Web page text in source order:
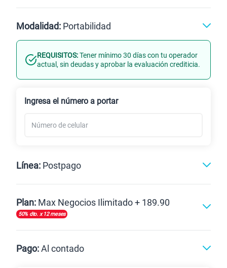
512GB
Modalidad: Portabilidad
Línea Nueva Portabilidad
REQUISITOS:Tener mínimo 30 días con tu operador
actual, sin deudas y aprobar la evaluación crediticia.
Ingresa el número a portar
Línea: Postpago
Plan: Max Negocios Ilimitado + 189.90
50% dto. x 12 meses
Pago:Al contado